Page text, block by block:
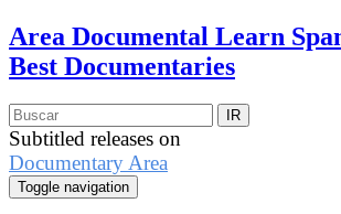
Area Documental Learn
Best Documentaries
Subtitled releases on
Documentary Area
Toggle navigation